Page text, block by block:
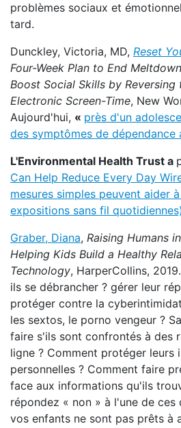
problèmes sociaux et
tard.
Dunckley, Victoria, MD, Reset
Four-Week Plan to End
Boost Social Skills by
Electronic Screen-Time, New
Aujourd'hui, « près d'un
des symptômes de dépendance
L'Environmental Health Trust a
Can Help Reduce Every Day
mesures simples peuvent aider
expositions sans fil quotidiennes)
Graber, Diana, Raising Humans
Helping Kids Build a Healthy
Technology, HarperCollins,
ils se débrancher ? gérer leur
protéger contre la
les sextos, le porno vengeur ?
faire s'ils sont confrontés à des
ligne ? Comment protéger leurs
personnelles ? Comment faire
face aux informations qu'ils
répondez « non » à l'une de ces
vos enfants ne sont pas prêts à